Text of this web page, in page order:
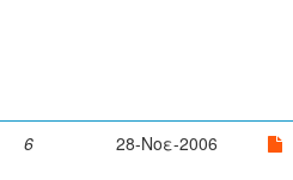
6 28-Νοε-2006